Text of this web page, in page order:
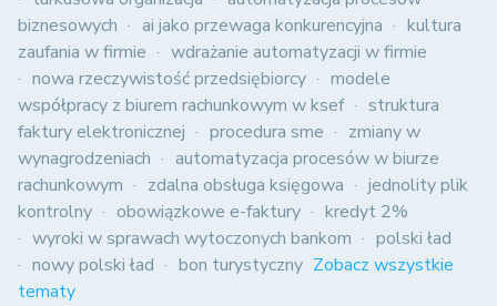
biznesowych
ai jako przewaga konkurencyjna
kultura
zaufania w firmie
wdrażanie automatyzacji w firmie
nowa rzeczywistość przedsiębiorcy
modele
współpracy z biurem rachunkowym w ksef
struktura
faktury elektronicznej
procedura sme
zmiany w
wynagrodzeniach
automatyzacja procesów w biurze
rachunkowym
zdalna obsługa księgowa
jednolity plik
kontrolny
obowiązkowe e-faktury
kredyt 2%
wyroki w sprawach wytoczonych bankom
polski ład
nowy polski ład
bon turystyczny Zobacz wszystkie
tematy